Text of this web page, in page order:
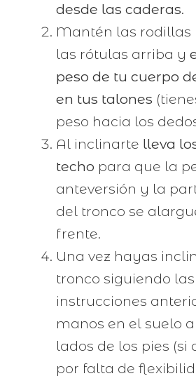
desde las caderas.
Mantén las rodillas
las rótulas arriba y
peso de tu cuerpo
en tus talones
peso hacia los
Al inclinarte lleva
techo para que la
anteversión y la
del tronco se
frente.
Una vez hayas
tronco siguiendo las
instrucciones
manos en el suelo
lados de los pies (si
por falta de